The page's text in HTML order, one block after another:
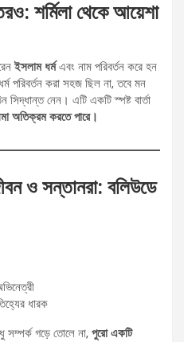
শর্মিলা থেকে আয়েশা
ইসলাম ধর্মএবং নাম পরিবর্তন করে হন
পরিবর্তন করা সহজ ছিল না, তবে মন
নেন। এটি একটি স্পষ্ট বার্তা
অতিক্রম করতে পারে।
ও সন্তানরা: বলিউডে
ধারক
সম্পর্ক গড়ে তোলে না, পুরো একটি